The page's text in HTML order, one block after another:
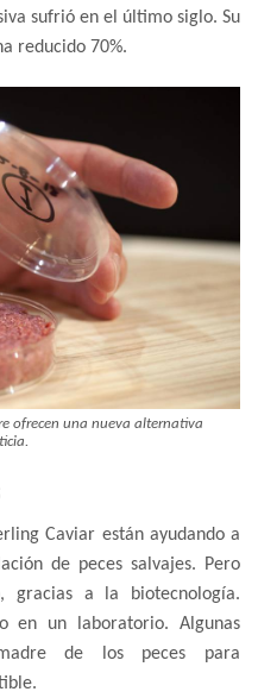
sufrió en el último siglo. Su
reducido 70%.
ofrecen una nueva alternativa
Caviar están ayudando a
de peces salvajes. Pero
gracias a la biotecnología.
en un laboratorio. Algunas
de los peces para